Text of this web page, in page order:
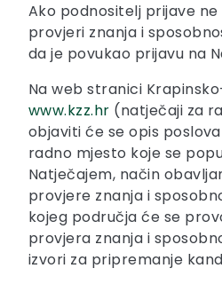
Ako podnositelj prijave
provjeri znanja i
da je povukao prijavu na
Na web stranici
www.kzz.hr (natječaji za
objaviti će se opis
radno mjesto koje se
Natječajem, način
provjere znanja i
kojeg područja će se
provjera znanja i
izvori za pripremanje